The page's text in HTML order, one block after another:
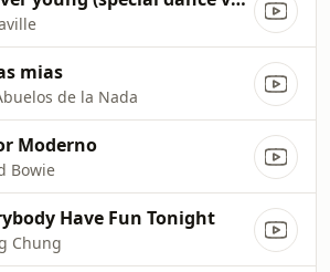
mias
de la Nada
Moderno
Bowie
Have Fun Tonight
Chung